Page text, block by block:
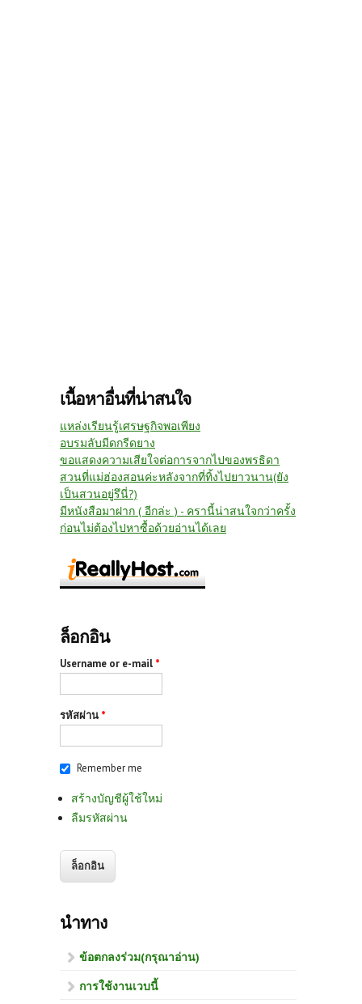
เนื้อหาอื่นที่น่าสนใจ
แหล่งเรียนรู้เศรษฐกิจพอเพียง
อบรมลับมีดกรีดยาง
ขอแสดงความเสียใจต่อการจากไปของพรธิดา
สวนที่แม่ฮ่องสอนค่ะหลังจากที่ทิ้งไปยาวนาน(ยัง
เป็นสวนอยู่รึนี่?)
มีหนังสือมาฝาก ( อีกล่ะ ) - ครานี้น่าสนใจกว่าครั้ง
ก่อนไม่ต้องไปหาซื้อด้วยอ่านได้เลย
ล็อกอิน
Username or e-mail *
รหัสผ่าน *
Remember me
สร้างบัญชีผู้ใช้ใหม่
ลืมรหัสผ่าน
นำทาง
ข้อตกลงร่วม(กรุณาอ่าน)
การใช้งานเวบนี้